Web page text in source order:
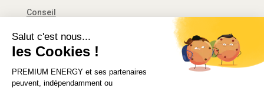
Salut c'est nous...
les Cookies !
PREMIUM ENERGY et ses partenaires
peuvent, indépendamment ou
Conseil
Décret tertiaire
Financement
Solutions d’économie d’énergie